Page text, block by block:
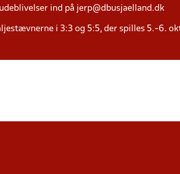
ind på jerp@dbusjaelland.dk
i 3:3 og 5:5, der spilles 5.-6.